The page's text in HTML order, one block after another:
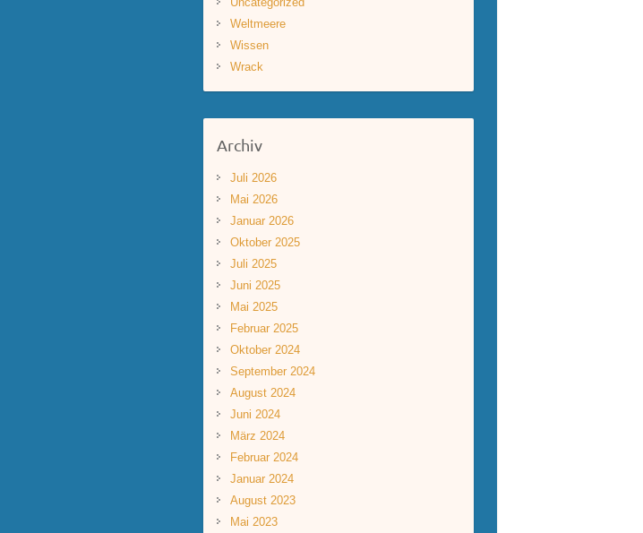
Weltmeere
Wissen
Wrack
Archiv
Juli 2026
Mai 2026
Januar 2026
Oktober 2025
Juli 2025
Juni 2025
Mai 2025
Februar 2025
Oktober 2024
September 2024
August 2024
Juni 2024
März 2024
Februar 2024
Januar 2024
August 2023
Mai 2023